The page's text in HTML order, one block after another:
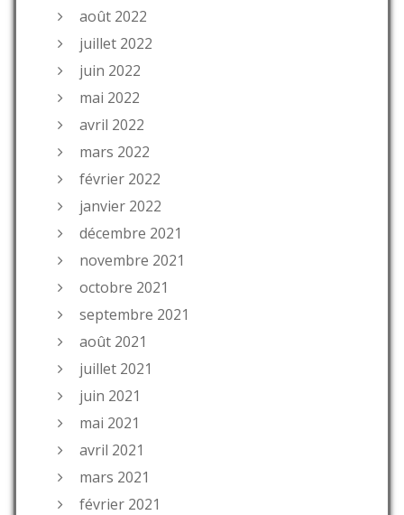
août 2022
juillet 2022
juin 2022
mai 2022
avril 2022
mars 2022
février 2022
janvier 2022
décembre 2021
novembre 2021
octobre 2021
septembre 2021
août 2021
juillet 2021
juin 2021
mai 2021
avril 2021
mars 2021
février 2021